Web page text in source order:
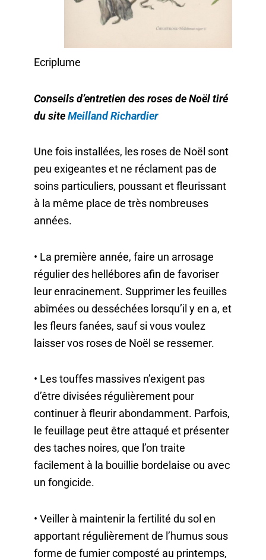
Ecriplume
Conseils d’entretien des roses de Noël tiré
du siteMeilland Richardier
Une fois installées, les roses de Noël sont
peu exigeantes et ne réclament pas de
soins particuliers, poussant et fleurissant
à la même place de très nombreuses
années.
• La première année, faire un arrosage
régulier des hellébores afin de favoriser
leur enracinement. Supprimer les feuilles
abîmées ou desséchées lorsqu’il y en a, et
les fleurs fanées, sauf si vous voulez
laisser vos roses de Noël se ressemer.
• Les touffes massives n’exigent pas
d’être divisées régulièrement pour
continuer à fleurir abondamment. Parfois,
le feuillage peut être attaqué et présenter
des taches noires, que l’on traite
facilement à la bouillie bordelaise ou avec
un fongicide.
• Veiller à maintenir la fertilité du sol en
apportant régulièrement de l’humus sous
forme de fumier composté au printemps,